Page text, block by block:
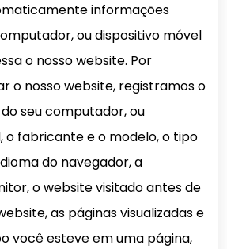
informações
ou dispositivo móvel
o nosso website. Por
o nosso website, registramos o
seu computador, ou
o fabricante e o modelo, o tipo
do navegador, a
o website visitado antes de
as páginas visualizadas e
você esteve em uma página,